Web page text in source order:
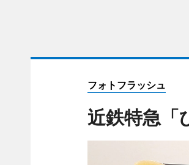
フォトフラッシュ
近鉄特急「